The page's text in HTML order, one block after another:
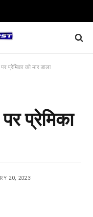
प्रेमिका को मार डाला
प्रेमिका
20, 2023